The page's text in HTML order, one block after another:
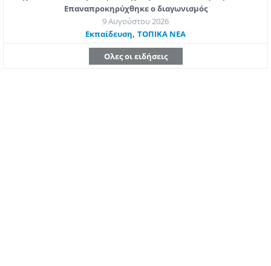
Επαναπροκηρύχθηκε ο διαγωνισμός
9 Αυγούστου 2026
Εκπαίδευση, ΤΟΠΙΚΑ ΝΕΑ
Ολες οι ειδήσεις